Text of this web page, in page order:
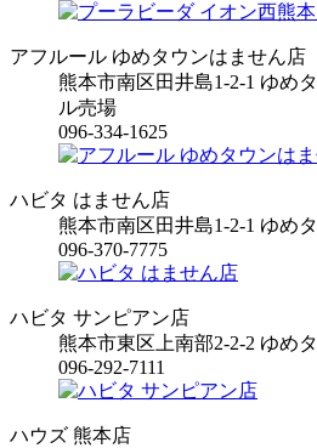
アフルール ゆめタウンはません店
熊本市南区田井島1-2-1 ゆめ
ル売場
096-334-1625
ハビタ はません店
熊本市南区田井島1-2-1 ゆめ
096-370-7775
ハビタ サンピアン店
熊本市東区上南部2-2-2 ゆめ
096-292-7111
ハウズ 熊本店